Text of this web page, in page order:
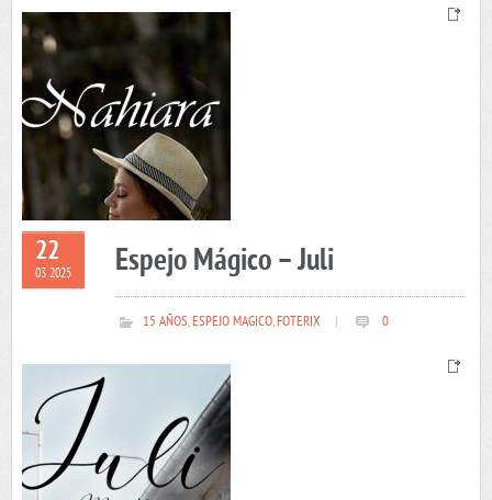
22
03 2025 Espejo Mágico – Juli
15 AÑOS,ESPEJO MAGICO,FOTERIX 0